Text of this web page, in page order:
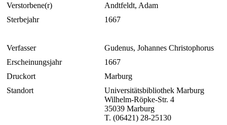
Verstorbene(r)
Andtfeldt, Adam
Sterbejahr
1667
Verfasser
Gudenus, Johannes Christophorus
Erscheinungsjahr
1667
Druckort
Marburg
Standort
Universitätsbibliothek Marburg
Wilhelm-Röpke-Str. 4
35039 Marburg
T. (06421) 28-25130